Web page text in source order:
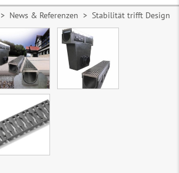
> News & Referenzen > Stabilität trifft Design